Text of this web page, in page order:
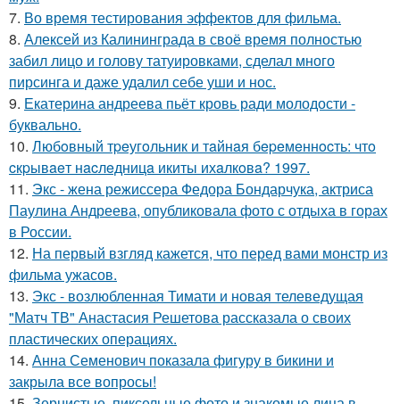
7. Во время тестирования эффектов для фильма.
8. Алексей из Калининграда в своё время полностью
забил лицо и голову татуировками, сделал много
пирсинга и даже удалил себе уши и нос.
9. Екатерина андреева пьёт кровь ради молодости -
буквально.
10. Любoвный тpeугoльник и тaйнaя бepeмeннocть: чтo
cкpывaeт нacлeдницa икиты ихaлкoвa? 1997.
11. Экс - жена режиссера Федора Бондарчука, актриса
Паулина Андреева, опубликовала фото с отдыха в горах
в России.
12. На первый взгляд кажется, что перед вами монстр из
фильма ужасов.
13. Экс - возлюбленная Тимати и новая телеведущая
"Матч ТВ" Анастасия Решетова рассказала о своих
пластических операциях.
14. Анна Семенович показала фигуру в бикини и
закрыла все вопросы!